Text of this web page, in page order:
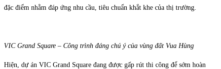
đặc điểm nhằm đáp ứng nhu cầu, tiêu chuẩn khắt khe của thị trường.
VIC Grand Square – Công trình đáng chú ý của vùng đất Vua Hùng
Hiện, dự án VIC Grand Square đang được gấp rút thi công để sớm hoàn